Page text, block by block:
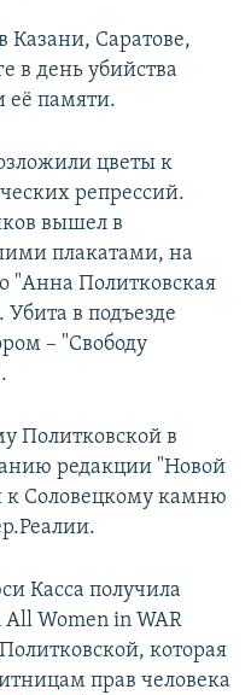
Казани, Саратове,
в день убийства
её памяти.
цветы к
репрессий.
вышел в
плакатами, на
"Анна Политковская
в подъезде
– "Свободу
Политковской в
редакции "Новой
к Соловецкому камню
Касса получила
Women in WAR
которая
прав человека